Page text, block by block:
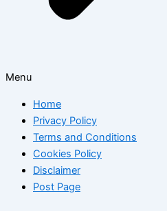
Menu
Home
Privacy Policy
Terms and Conditions
Cookies Policy
Disclaimer
Post Page